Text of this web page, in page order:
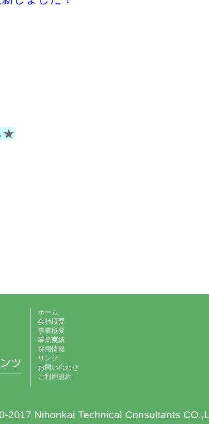
★
ホーム
会社概要
事業概要
事業実績
採用情報
リンク
お問い合わせ
ご利用規約
2017 Nihonkai Technical Consultants